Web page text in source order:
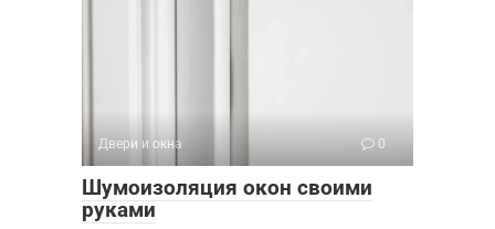
Двери и окна 0
Шумоизоляция окон своими
руками